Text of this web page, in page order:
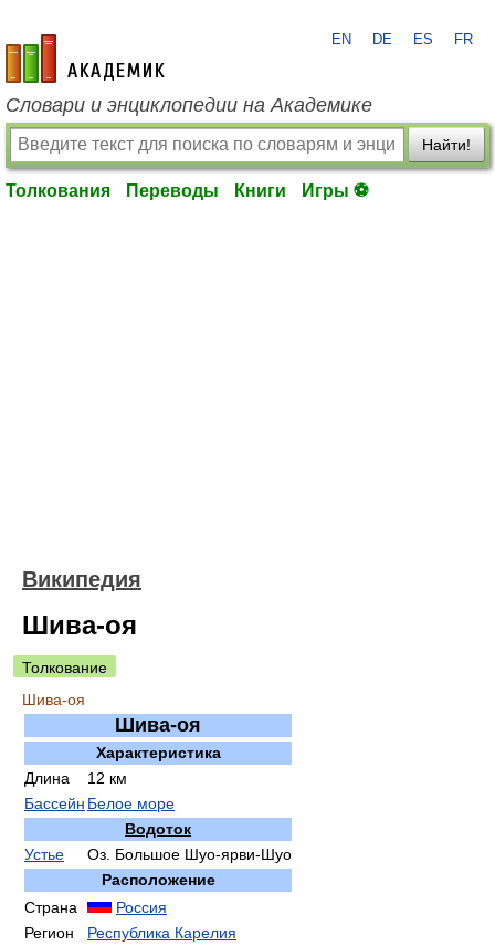
academic.ru
EN DE ES FR
Словари и энциклопедии на Академике
Найти!
Толкования Переводы Книги Игры ⚽
Википедия
Шива-оя
Толкование
Шива-оя
Шива-оя
Характеристика
Длина
12 км
Бассейн Белое море
Водоток
Устье
Оз. Большое Шуо-ярви-Шуо
Расположение
Страна
Россия
Регион
Республика Карелия